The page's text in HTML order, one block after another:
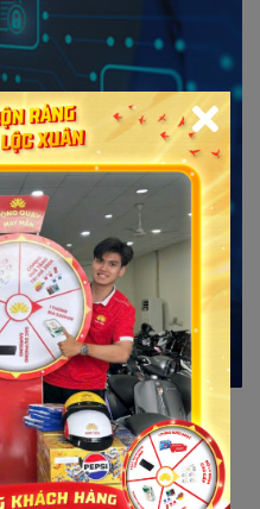
bảo mật những thông tin